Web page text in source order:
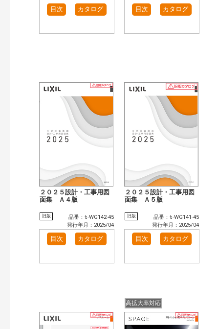
水栓金具（186）
太陽光発電・屋根・外壁（78）
検索
目次 カタログ 目次 カタログ
２０２５設計・工事用図
面集 Ａ４版
旧版
品番：ｾ-WG142-45
発行年月：2025/04
目次 カタログ
２０２５設計・工事用図
面集 Ａ５版
旧版
品番：ｾ-WG141-45
発行年月：2025/04
目次 カタログ
高拡大率対応